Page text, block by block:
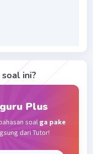
diwilayah
Minangkabau.
ini?
Plus
soal ga pake
dari Tutor!